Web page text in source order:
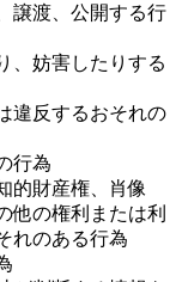
譲渡、公開する行
、妨害したりする
違反するおそれの
行為
的財産権、肖像
他の権利または利
れのある行為